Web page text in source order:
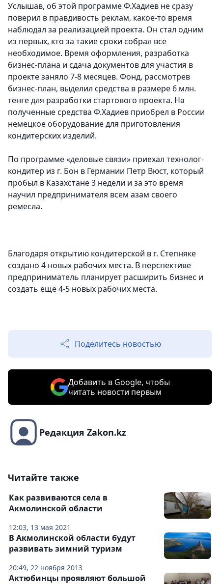
Услышав, об этой программе Ф.Хадиев не сразу
поверил в правдивость реклам, какое-то время
наблюдал за реализацией проекта. Он стал одним
из первых, кто за такие сроки собрал все
необходимое. Время оформления, разработка
бизнес-плана и сдача документов для участия в
проекте заняло 7-8 месяцев. Фонд, рассмотрев
бизнес-план, выделил средства в размере 6 млн.
тенге для разработки стартового проекта. На
полученные средства Ф.Хадиев приобрел в России
немецкое оборудование для приготовления
кондитерских изделий.
По программе «деловые связи» приехал технолог-
кондитер из г. Бон в Германии Петр Вюст, который
пробыл в Казахстане 3 недели и за это время
научил предпринимателя всем азам своего
ремесла.
Благодаря открытию кондитерской в г. Степняке
создано 4 новых рабочих места. В перспективе
предприниматель планирует расширить бизнес и
создать еще 4-5 новых рабочих места.
Поделитесь новостью
Добавить в Google, чтобы
читать новости первым
Редакция Zakon.kz
Читайте также
12:03, 13 мая 2021
Как развиваются села в
Акмолинской области
20:49, 22 ноября 2013
В Акмолинской области будут
развивать зимний туризм
Актюбинцы проявляют большой